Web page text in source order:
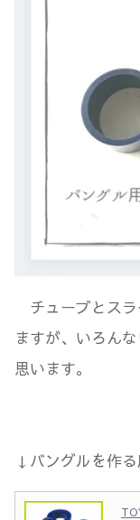
チューブとスラ
ますが、いろん
思います。
↓バングルを作